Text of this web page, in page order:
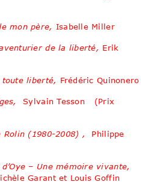
mon père, Isabelle Miller
de la liberté, Erik
toute liberté, Frédéric Quinonero
Sylvain Tesson (Prix
Rolin (1980-2008) ,
Philippe
– Une mémoire vivante,
Garant et Louis Goffin